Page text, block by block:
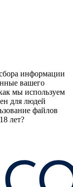
информации
вашего
мы используем
для людей
файлов
лет?